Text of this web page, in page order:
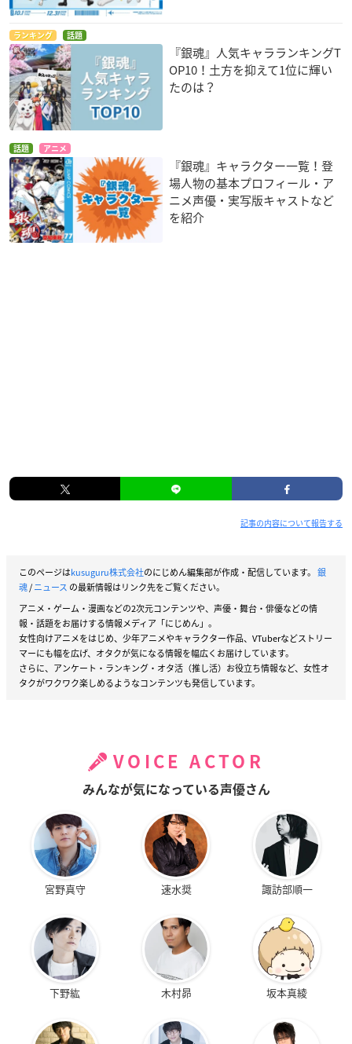
ランキング 話題
『銀魂』人気キャラランキングT
OP10！土方を抑えて1位に輝い
たのは？
話題 アニメ
『銀魂』キャラクター一覧！登
場人物の基本プロフィール・ア
ニメ声優・実写版キャストなど
を紹介
記事の内容について報告する
このページはkusuguru株式会社のにじめん編集部が作成・配信しています。 銀
魂/ニュース の最新情報はリンク先をご覧ください。
アニメ・ゲーム・漫画などの2次元コンテンツや、声優・舞台・俳優などの情
報・話題をお届けする情報メディア「にじめん」。
女性向けアニメをはじめ、少年アニメやキャラクター作品、VTuberなどストリー
マーにも幅を広げ、オタクが気になる情報を幅広くお届けしています。
さらに、アンケート・ランキング・オタ活（推し活）お役立ち情報など、女性オ
タクがワクワク楽しめるようなコンテンツも発信しています。
VOICE ACTOR
みんなが気になっている声優さん
宮野真守 速水奨 諏訪部順一
下野紘 木村昴 坂本真綾